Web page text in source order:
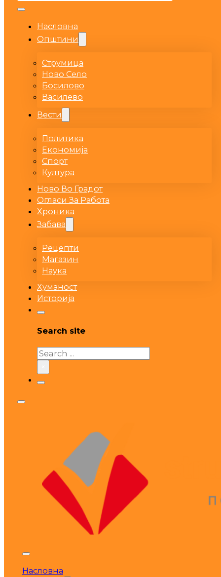
Насловна
Општини
Струмица
Ново Село
Босилово
Василево
Вести
Политика
Економија
Спорт
Култура
Ново Во Градот
Огласи За Работа
Хроника
Забава
Рецепти
Магазин
Наука
Хуманост
Историја
Search site
Search
Насловна